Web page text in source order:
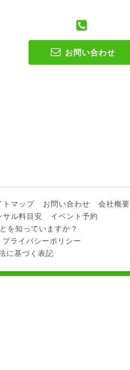
お問い合わせ
トマップ お問い合わせ
会社概要
サル料目安
イベント予約
を知っていますか？
プライバシーポリシー
に基づく表記